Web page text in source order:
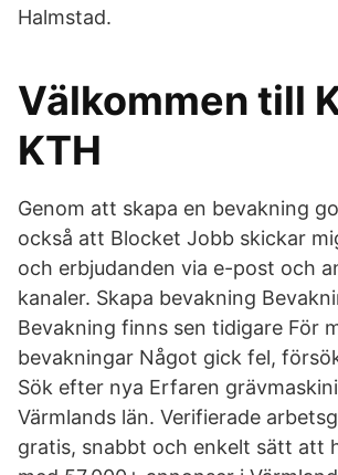
Halmstad.
Välkommen till
KTH
Genom att skapa en bevakning
också att Blocket Jobb skickar
och erbjudanden via e-post och
kanaler. Skapa bevakning
Bevakning finns sen tidigare För
bevakningar Något gick fel,
Sök efter nya Erfaren
Värmlands län. Verifierade
gratis, snabbt och enkelt sätt att